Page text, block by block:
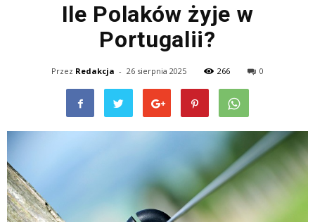
Ile Polaków żyje w
Portugalii?
Przez Redakcja - 26 sierpnia 2025 266 0